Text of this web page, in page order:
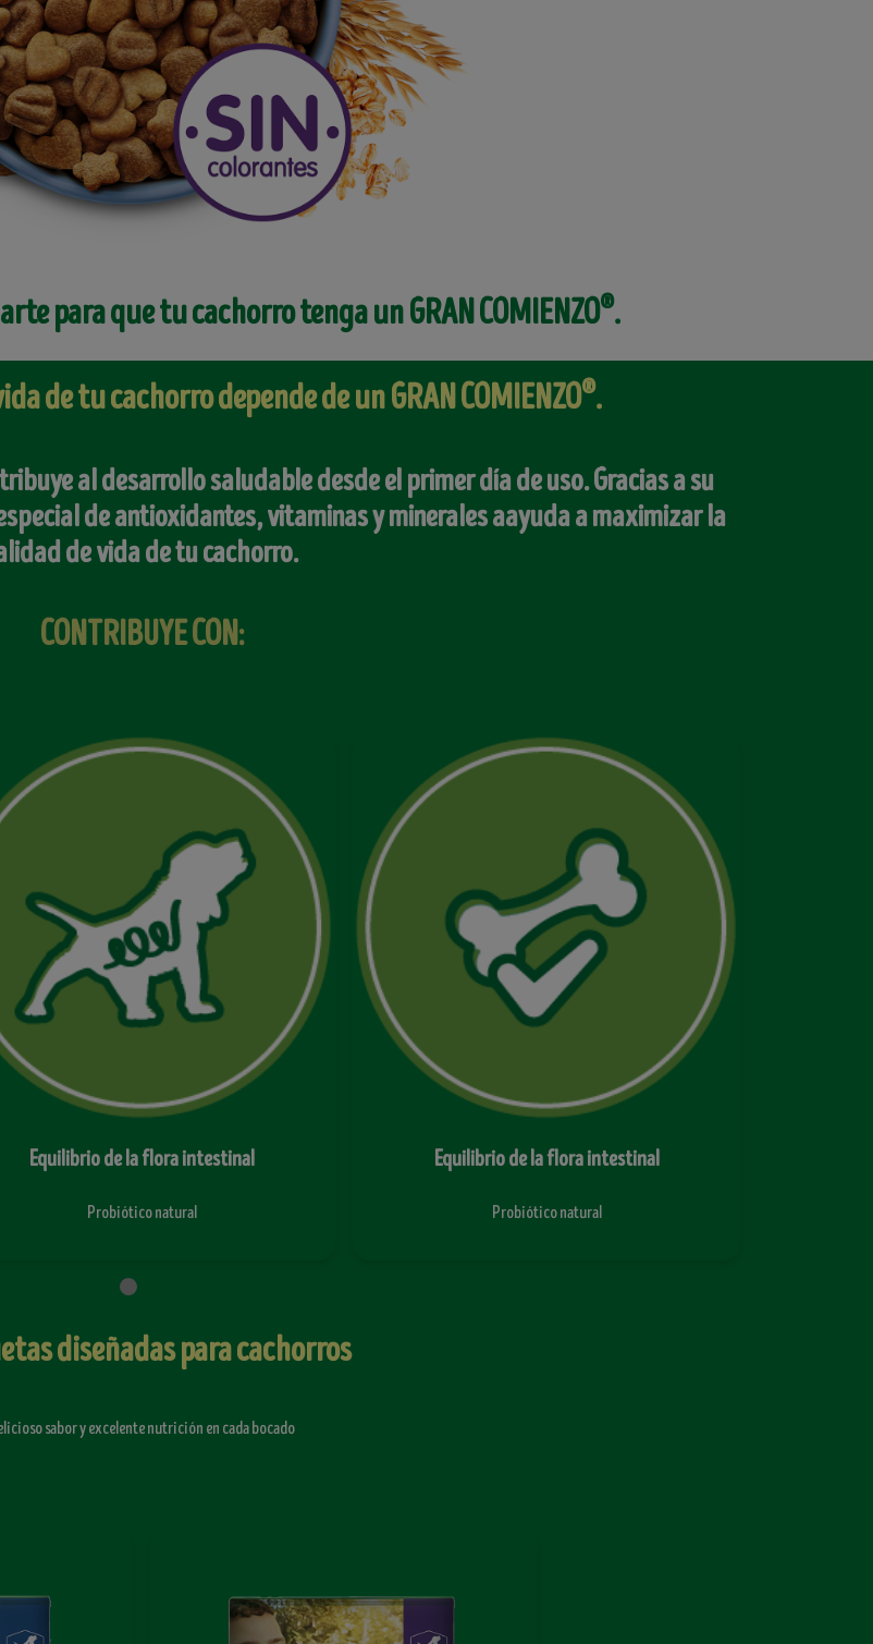
para que tu cachorro tenga un GRAN COMIENZO®.
de tu cachorro depende de un GRAN COMIENZO®.
al desarrollo saludable desde el primer día de uso. Gracias a su
de antioxidantes, vitaminas y minerales aayuda a maximizar la
de vida de tu cachorro.
CONTRIBUYE CON:
inmunológico fuerte y visión saludable
Niveles óptimos de vitaminas y minerales
Equilibrio de la flora intestinal
Probiótico natural
diseñadas para cachorros
sabor y excelente nutrición en cada bocado